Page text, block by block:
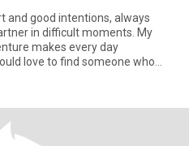
and good intentions, always
in difficult moments. My
makes every day
love to find someone who